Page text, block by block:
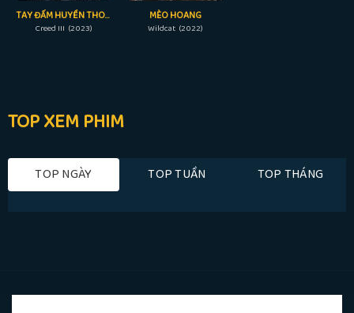
TAY ĐẤM HUYỀN THOẠI 3
Creed III (2023)
MÈO HOANG
Wildcat (2022)
TOP XEM PHIM
TOP NGÀY TOP TUẦN TOP THÁNG